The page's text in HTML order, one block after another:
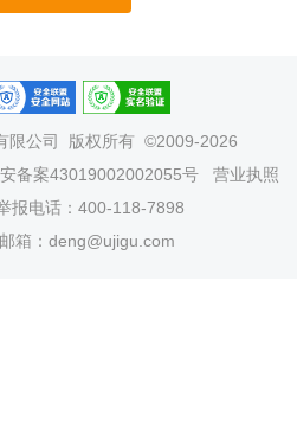
限公司
版权所有 ©2009-2026
备案43019002002055号
营业执照
报电话：400-118-7898
箱：deng@ujigu.com